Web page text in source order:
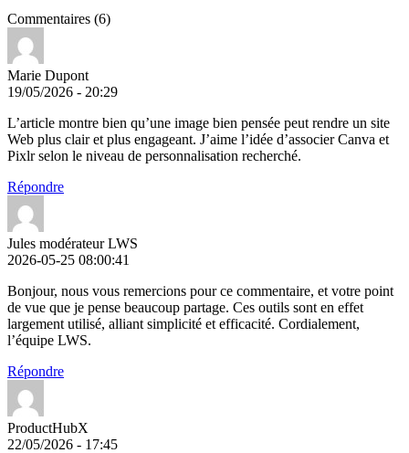
Commentaires (6)
Marie Dupont
19/05/2026 - 20:29
L’article montre bien qu’une image bien pensée peut rendre un site
Web plus clair et plus engageant. J’aime l’idée d’associer Canva et
Pixlr selon le niveau de personnalisation recherché.
Répondre
Jules modérateur LWS
2026-05-25 08:00:41
Bonjour, nous vous remercions pour ce commentaire, et votre point
de vue que je pense beaucoup partage. Ces outils sont en effet
largement utilisé, alliant simplicité et efficacité. Cordialement,
l’équipe LWS.
Répondre
ProductHubX
22/05/2026 - 17:45